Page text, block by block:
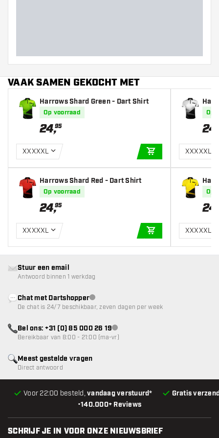
VAAK SAMEN GEKOCHT MET
Harrows Shard Green - Dart Shirt
Op voorraad
24,95
XXXXXL
IN WINKELWAGEN
Harrows Shard Red - Dart Shirt
Op voorraad
24,95
XXXXXL
IN WINKELWAGEN
Op
24
XXXXXL
Op
24
XXXXXL
•140.000+ Reviews
Voor 22:00 besteld,vandaag verstuurd* Gratis
Meest gestelde vragen
Direct antwoord
Stuur een email
Antwoord binnen 1 werkdag
Chat met Dartshopperklantenservice niet beschikbaar
De chat is 24/7 beschikbaar, zeven dagen per week
Bel ons: +31 (0) 85 000 26 19klantenservice niet beschikbaar
Bereikbaar van 8:00 - 21:00 (ma-vr)
SCHRIJF JE IN VOOR ONZE NIEUWSBRIEF